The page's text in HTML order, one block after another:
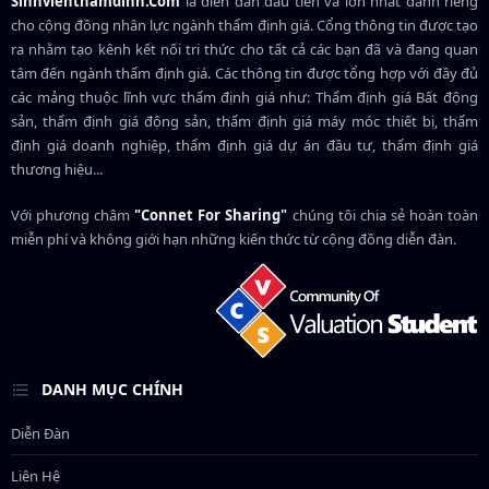
cho cộng đồng nhân lực ngànhthẩm định giá. Cổng thông tin được tạo
ra nhằm tạo kênh kết nối tri thức cho tất cả các bạn đã và đang quan
tâm đến ngành thẩm định giá. Các thông tin được tổng hợp với đầy đủ
các mảng thuộc lĩnh vực thẩm định giá như: Thẩm định giá Bất động
sản, thẩm định giá động sản, thẩm định giá máy móc thiết bị, thẩm
định giá doanh nghiệp, thẩm định giá dự án đầu tư, thẩm định giá
thương hiệu...
Với phương châm"Connet For Sharing" chúng tôi chia sẻ hoàn toàn
miễn phí và không giới hạn những kiến thức từ cộng đồng diễn đàn.
DANH MỤC CHÍNH
Diễn Đàn
Liên Hệ